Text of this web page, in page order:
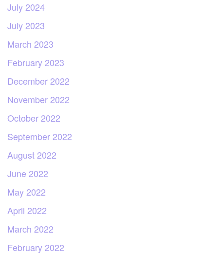
July 2024
July 2023
March 2023
February 2023
December 2022
November 2022
October 2022
September 2022
August 2022
June 2022
May 2022
April 2022
March 2022
February 2022